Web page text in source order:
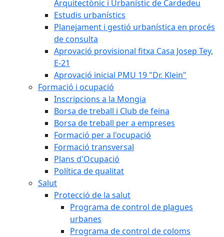
Arquitectònic i Urbanístic de Cardedeu
Estudis urbanístics
Planejament i gestió urbanística en procés
de consulta
Aprovació provisional fitxa Casa Josep Tey,
E-21
Aprovació inicial PMU 19 "Dr. Klein"
Formació i ocupació
Inscripcions a la Mongia
Borsa de treball i Club de feina
Borsa de treball per a empreses
Formació per a l'ocupació
Formació transversal
Plans d'Ocupació
Política de qualitat
Salut
Protecció de la salut
Programa de control de plagues
urbanes
Programa de control de coloms